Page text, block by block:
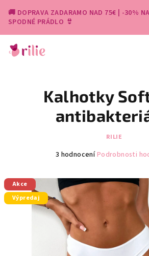
obsah
🚚 DOPRAVA ZADARAMO NAD 75€ | -30%
SPODNÉ PRÁDLO 👙
Kalhotky
RILIE
Průměrné
je
5,0
z
5
hvězdiček.
3 hodnoceníPodrobnosti
Akce
Výpredaj